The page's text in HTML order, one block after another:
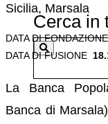
Cerca in
Sicilia, Marsala
DATA DI FONDAZIONE
DATA DI FUSIONE
La Banca
Banca di